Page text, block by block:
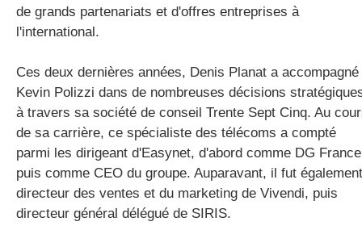
de grands partenariats et d'offres entreprises à
l'international.
Ces deux dernières années, Denis Planat a accompagné
Kevin Polizzi dans de nombreuses décisions
à travers sa société de conseil Trente Sept Cinq. Au
de sa carrière, ce spécialiste des télécoms a compté
parmi les dirigeant d'Easynet, d'abord comme DG France
puis comme CEO du groupe. Auparavant, il fut également
directeur des ventes et du marketing de Vivendi, puis
directeur général délégué de SIRIS.